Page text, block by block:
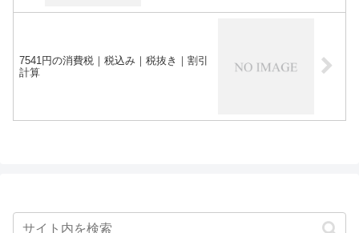
7541円の消費税｜税込み｜税抜き｜割引
計算